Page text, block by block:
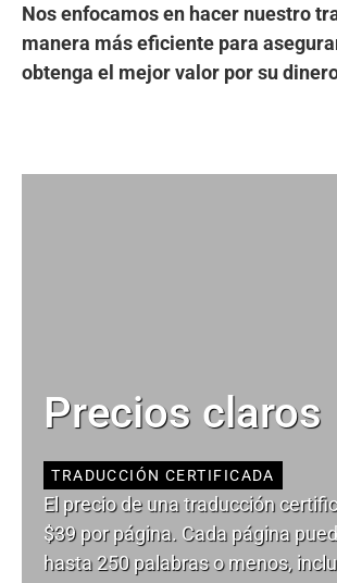
Nos enfocamos en hacer nuestro
manera más eficiente para
obtenga el mejor valor por su
Precios claros
TRADUCCIÓN CERTIFICADA
El precio de una traducción
$39 por página. Cada página
hasta 250 palabras o menos,